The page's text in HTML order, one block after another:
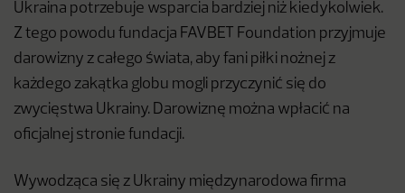
Ukraina potrzebuje wsparcia bardziej niż kiedykolwiek.
Z tego powodu fundacja FAVBET Foundation przyjmuje
darowizny z całego świata, aby fani piłki nożnej z
każdego zakątka globu mogli przyczynić się do
zwycięstwa Ukrainy. Darowiznę można wpłacić na
oficjalnej stronie fundacji.
Wywodząca się z Ukrainy międzynarodowa firma